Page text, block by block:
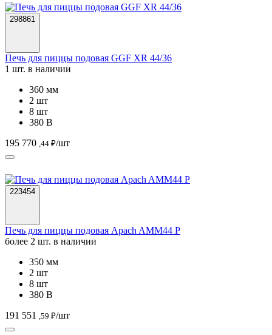
298861
Печь для пиццы подовая GGF XR 44/36
1 шт. в наличии
360 мм
2 шт
8 шт
380 В
195 770 ,44 ₽/шт
223454
Печь для пиццы подовая Apach AMM44 P
более 2 шт. в наличии
350 мм
2 шт
8 шт
380 В
191 551
,59 ₽/шт